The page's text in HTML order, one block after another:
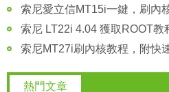
索尼愛立信MT15i一鍵，刷內
索尼 LT22i 4.04 獲取ROOT教
熱門文章